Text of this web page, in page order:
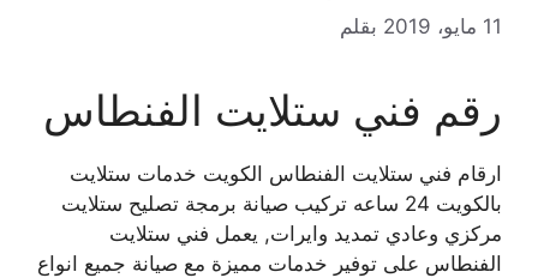
11 مايو، 2019 بقلم
رقم فني ستلايت الفنطاس
ارقام فني ستلايت الفنطاس الكويت خدمات ستلايت
بالكويت 24 ساعه تركيب صيانة برمجة تصليح ستلايت
مركزي وعادي تمديد وايرات, يعمل فني ستلايت
الفنطاس على توفير خدمات مميزة مع صيانة جميع انواع